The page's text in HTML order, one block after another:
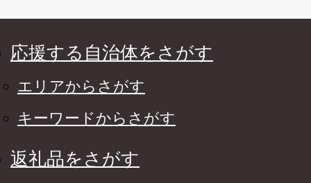
応援する自治体をさがす
エリアからさがす
キーワードからさがす
返礼品をさがす